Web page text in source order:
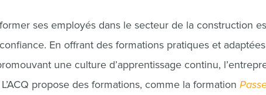
ses employés dans le secteur de la construction
En offrant des formations pratiques et
une culture d’apprentissage continu,
propose des formations, comme la formation